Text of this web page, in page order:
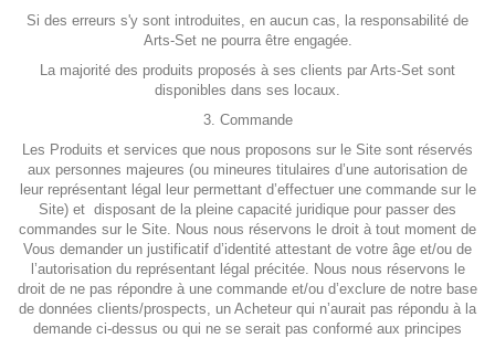
Si des erreurs s'y sont introduites, en aucun cas, la responsabilité de
Arts-Set ne pourra être engagée.
La majorité des produits proposés à ses clients par Arts-Set sont
disponibles dans ses locaux.
3. Commande
Les Produits et services que nous proposons sur le Site sont réservés
aux personnes majeures (ou mineures titulaires d’une autorisation de
leur représentant légal leur permettant d’effectuer une commande sur le
Site) et disposant de la pleine capacité juridique pour passer des
commandes sur le Site. Nous nous réservons le droit à tout moment de
Vous demander un justificatif d’identité attestant de votre âge et/ou de
l’autorisation du représentant légal précitée. Nous nous réservons le
droit de ne pas répondre à une commande et/ou d’exclure de notre base
de données clients/prospects, un Acheteur qui n’aurait pas répondu à la
demande ci-dessus ou qui ne se serait pas conformé aux principes